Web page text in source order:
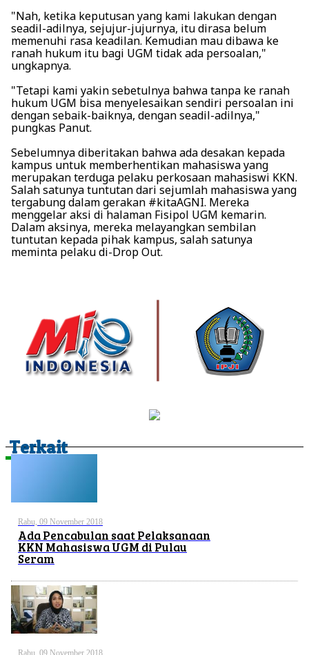
"Nah, ketika keputusan yang kami lakukan dengan
seadil-adilnya, sejujur-jujurnya, itu dirasa belum
memenuhi rasa keadilan. Kemudian mau dibawa ke
ranah hukum itu bagi UGM tidak ada persoalan,"
ungkapnya.
"Tetapi kami yakin sebetulnya bahwa tanpa ke ranah
hukum UGM bisa menyelesaikan sendiri persoalan ini
dengan sebaik-baiknya, dengan seadil-adilnya,"
pungkas Panut.
Sebelumnya diberitakan bahwa ada desakan kepada
kampus untuk memberhentikan mahasiswa yang
merupakan terduga pelaku perkosaan mahasiswi KKN.
Salah satunya tuntutan dari sejumlah mahasiswa yang
tergabung dalam gerakan #kitaAGNI. Mereka
menggelar aksi di halaman Fisipol UGM kemarin.
Dalam aksinya, mereka melayangkan sembilan
tuntutan kepada pihak kampus, salah satunya
meminta pelaku di-Drop Out.
Terkait
Rabu, 09 November 2018
Ada Pencabulan saat Pelaksanaan
KKN Mahasiswa UGM di Pulau
Seram